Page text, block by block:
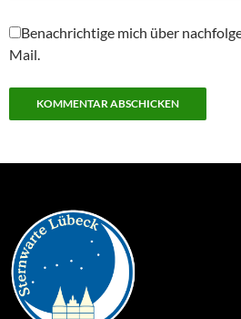
Benachrichtige mich über
Mail.